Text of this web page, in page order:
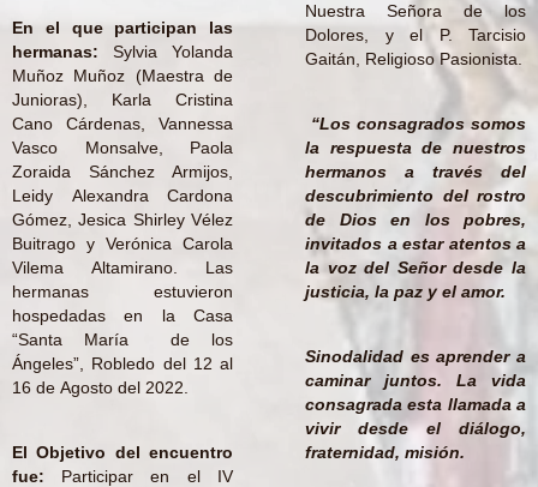
En el que participan las
hermanas: Sylvia Yolanda
Muñoz Muñoz (Maestra de
Junioras), Karla Cristina
Cano Cárdenas, Vannessa
Vasco Monsalve, Paola
Zoraida Sánchez Armijos,
Leidy Alexandra Cardona
Gómez, Jesica Shirley Vélez
Buitrago y Verónica Carola
Vilema Altamirano. Las
hermanas estuvieron
hospedadas en la Casa
“Santa María de los
Ángeles”, Robledo del 12 al
16 de Agosto del 2022.
El Objetivo del encuentro
fue: Participar en el IV
Nuestra Señora de los
Dolores, y el P. Tarcisio
Gaitán, Religioso Pasionista.
“Los consagrados somos
la respuesta de nuestros
hermanos a través del
descubrimiento del rostro
de Dios en los pobres,
invitados a estar atentos a
la voz del Señor desde la
justicia, la paz y el amor.
Sinodalidad es aprender a
caminar juntos. La vida
consagrada esta llamada a
vivir desde el diálogo,
fraternidad, misión.